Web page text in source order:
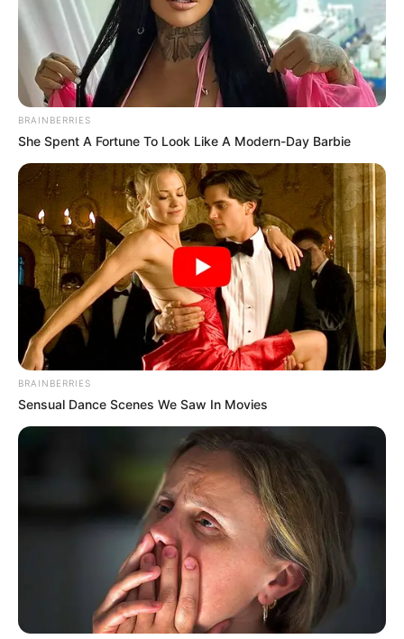
Дар’я Максимова
ДОЗВІЛЛЯ
BRAINBERRIES
She Spent A Fortune To Look Like A Modern-Day Barbie
BRAINBERRIES
Sensual Dance Scenes We Saw In Movies